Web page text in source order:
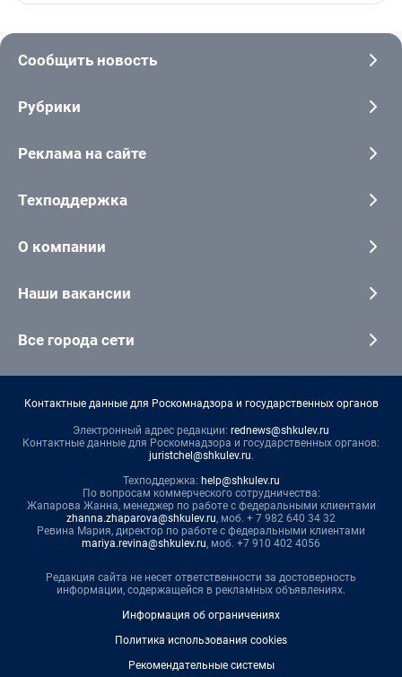
Сообщить новость
Рубрики
Реклама на сайте
Техподдержка
О компании
Наши вакансии
Все города сети
Контактные данные для Роскомнадзора и государственных органов
Электронный адрес редакции: rednews@shkulev.ru
Контактные данные для Роскомнадзора и государственных органов:
juristchel@shkulev.ru.
Техподдержка: help@shkulev.ru
По вопросам коммерческого сотрудничества:
Жапарова Жанна, менеджер по работе с федеральными клиентами
zhanna.zhaparova@shkulev.ru, моб. + 7 982 640 34 32
Ревина Мария, директор по работе с федеральными клиентами
mariya.revina@shkulev.ru, моб. +7 910 402 4056
Редакция сайта не несет ответственности за достоверность
информации, содержащейся в рекламных объявлениях.
Информация об ограничениях
Политика использования cookies
Рекомендательные системы